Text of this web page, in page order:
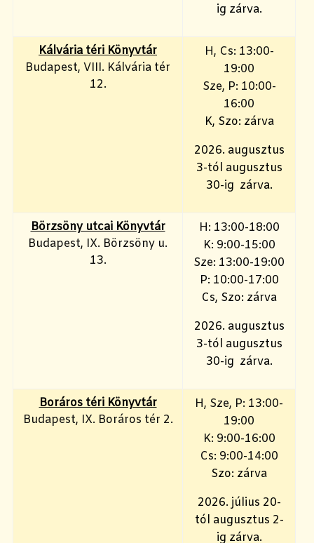
ig zárva.
Kálvária téri Könyvtár
Budapest, VIII. Kálvária tér
12.
H, Cs: 13:00-
19:00
Sze, P: 10:00-
16:00
K, Szo: zárva
2026. augusztus
3-tól augusztus
30-ig zárva.
Börzsöny utcai Könyvtár
Budapest, IX. Börzsöny u.
13.
H: 13:00-18:00
K: 9:00-15:00
Sze: 13:00-19:00
P: 10:00-17:00
Cs, Szo: zárva
2026. augusztus
3-tól augusztus
30-ig zárva.
Boráros téri Könyvtár
Budapest, IX. Boráros tér 2.
H, Sze, P: 13:00-
19:00
K: 9:00-16:00
Cs: 9:00-14:00
Szo: zárva
2026. július 20-
tól augusztus 2-
ig zárva.